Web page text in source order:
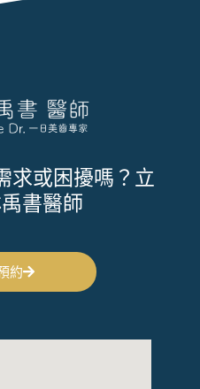
求或困擾嗎？立
書醫師
約